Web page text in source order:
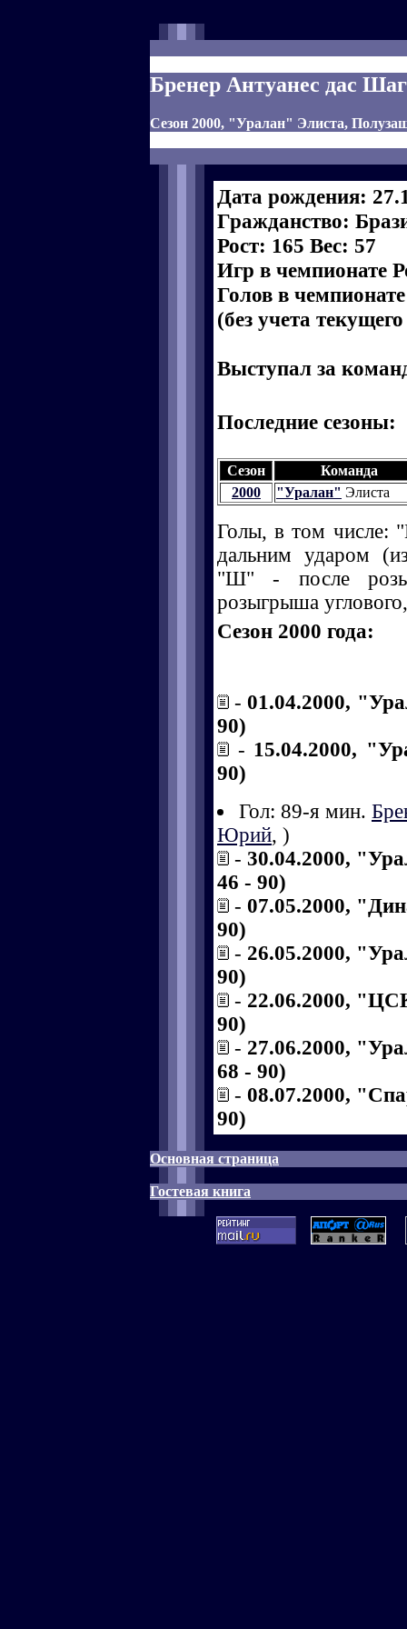
Бренер Антуанес дас
Сезон 2000, "Уралан" Элиста,
Дата рождения:
Гражданство:
Рост: 165 Вес: 57
Игр в чемпионате
Голов в
(без учета
Выступал за
Последние сезоны:
Сезон
Команда
2000
"Уралан" Элиста
Голы, в том числе:
дальним ударом
"Ш" - после
розыгрыша
Сезон 2000 года:
-01.04.2000,
90)
- 15.04.2000,
90)
Гол: 89-я мин.
Юрий, )
- 30.04.2000,
46 - 90)
- 07.05.2000,
90)
- 26.05.2000,
90)
- 22.06.2000,
90)
- 27.06.2000,
68 - 90)
- 08.07.2000,
90)
Основная страница
Гостевая книга